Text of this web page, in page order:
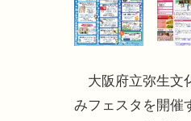
大阪府立弥生文
みフェスタを開催